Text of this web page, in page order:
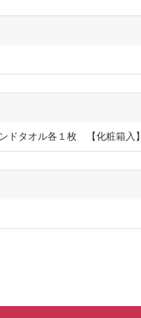
ドタオル各１枚 【化粧箱入】